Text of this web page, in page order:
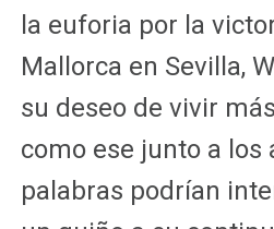
la euforia por la
Mallorca en Sevilla,
su deseo de vivir
como ese junto a los
palabras podrían